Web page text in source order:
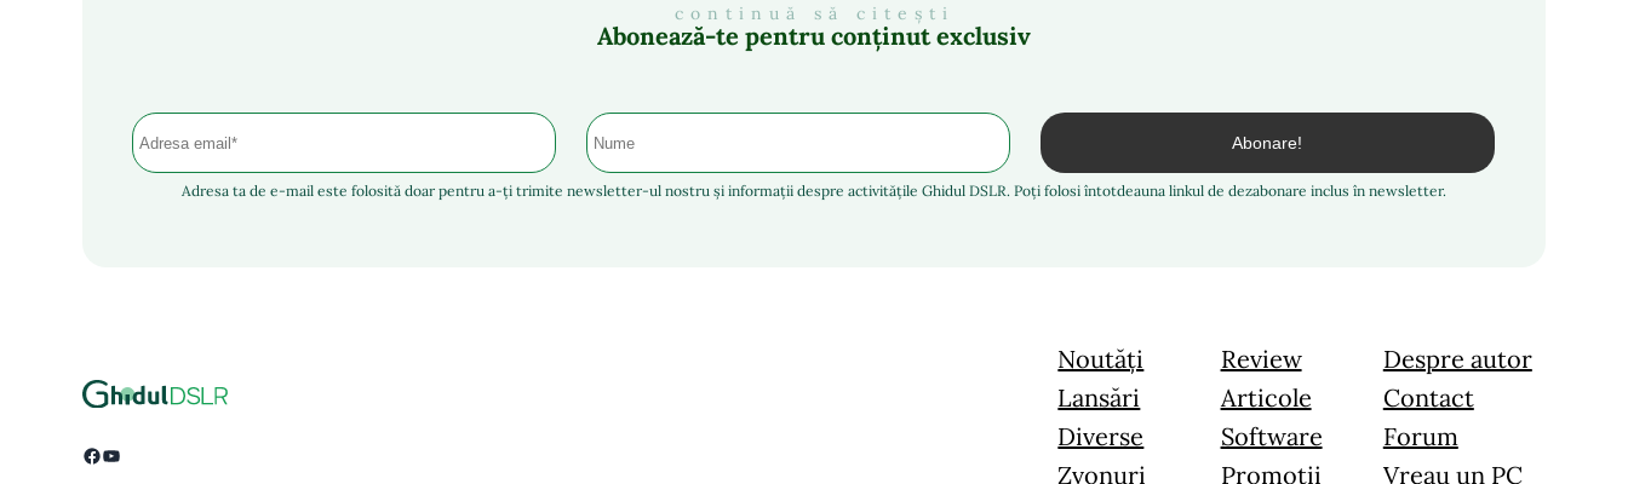
continuă să citești
Abonează-te pentru conținut exclusiv
Adresa ta de e-mail este folosită doar pentru a-ți trimite newsletter-ul nostru și informații despre activitățile Ghidul DSLR. Poți folosi întotdeauna linkul de dezabonare inclus în newsletter.
Facebook YouTube
Noutăți
Lansări
Diverse
Zvonuri
Review
Articole
Software
Promoții
Despre autor
Contact
Forum
Vreau un PC